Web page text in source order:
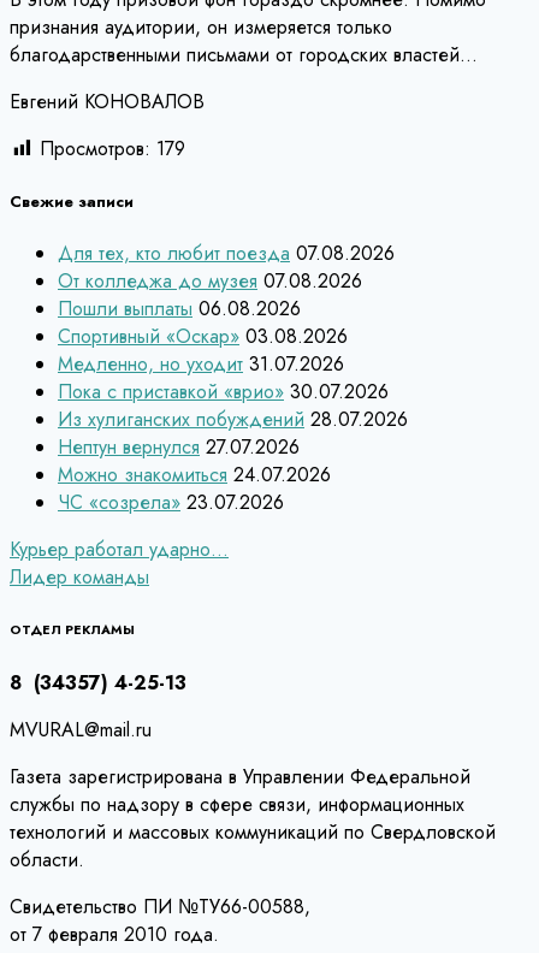
признания аудитории, он измеряется только
благодарственными письмами от городских властей…
Евгений КОНОВАЛОВ
Просмотров: 179
Свежие записи
Для тех, кто любит поезда 07.08.2026
От колледжа до музея 07.08.2026
Пошли выплаты 06.08.2026
Спортивный «Оскар» 03.08.2026
Медленно, но уходит 31.07.2026
Пока с приставкой «врио» 30.07.2026
Из хулиганских побуждений 28.07.2026
Нептун вернулся 27.07.2026
Можно знакомиться 24.07.2026
ЧС «созрела» 23.07.2026
Навигация
по
записям
Курьер работал ударно…
Лидер команды
ОТДЕЛ РЕКЛАМЫ
8 (34357) 4-25-13
MVURAL@mail.ru
Газета зарегистрирована в Управлении Федеральной
службы по надзору в сфере связи, информационных
технологий и массовых коммуникаций по Свердловской
области.
Свидетельство ПИ №ТУ66-00588,
от 7 февраля 2010 года.